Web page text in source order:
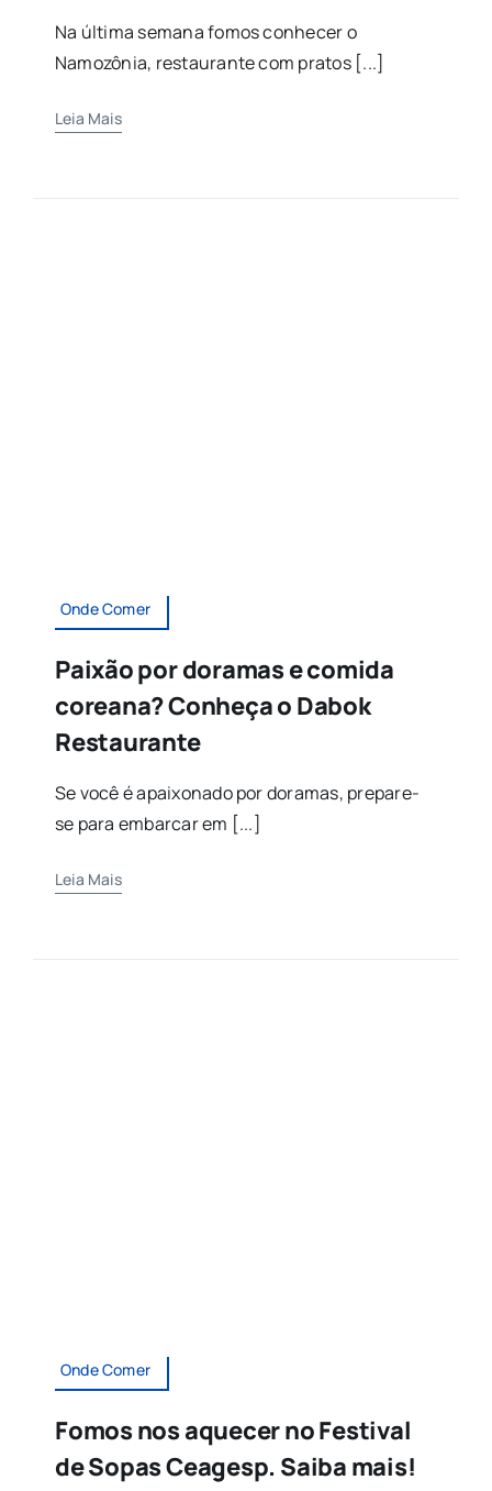
Na última semana fomos conhecer o
Namozônia, restaurante com pratos [...]
Leia Mais
Onde Comer
Paixão por doramas e comida
coreana? Conheça o Dabok
Restaurante
Se você é apaixonado por doramas, prepare-
se para embarcar em [...]
Leia Mais
Onde Comer
Fomos nos aquecer no Festival
de Sopas Ceagesp. Saiba mais!